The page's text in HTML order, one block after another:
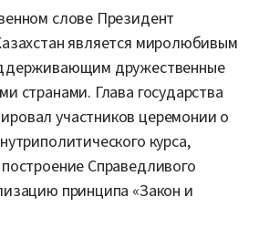
слове Президент
является миролюбивым
дружественные
странами. Глава государства
участников церемонии о
курса,
Справедливого
принципа «Закон и